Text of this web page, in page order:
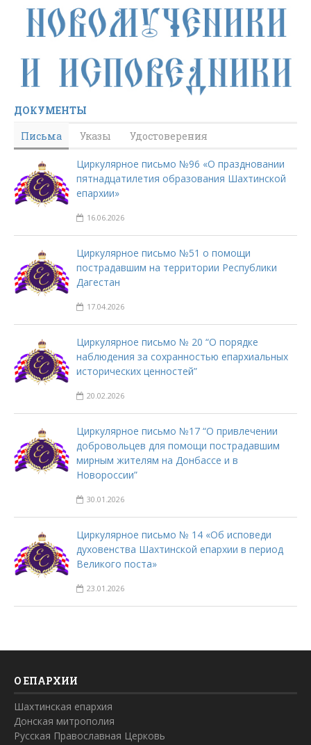
ДОКУМЕНТЫ
Письма
Указы Удостоверения
Циркулярное письмо №96 «О праздновании
пятнадцатилетия образования Шахтинской
епархии»
16.06.2026
Циркулярное письмо №51 о помощи
пострадавшим на территории Республики
Дагестан
17.04.2026
Циркулярное письмо № 20 “О порядке
наблюдения за сохранностью епархиальных
исторических ценностей”
20.02.2026
Циркулярное письмо №17 “О привлечении
добровольцев для помощи пострадавшим
мирным жителям на Донбассе и в
Новороссии”
30.01.2026
Циркулярное письмо № 14 «Об исповеди
духовенства Шахтинской епархии в период
Великого поста»
23.01.2026
О ЕПАРХИИ
Шахтинская епархия
Донская митрополия
Русская Православная Церковь